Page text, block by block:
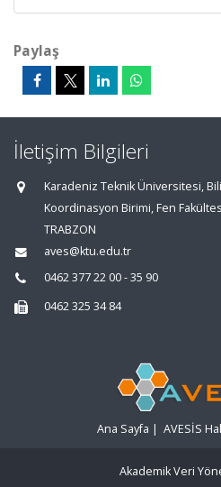
Paylaş
İletişim Bilgileri
Karadeniz Teknik Üniversitesi,
Koordinasyon Birimi, Fen
TRABZON
aves@ktu.edu.tr
0462 377 22 00 - 35 90
0462 325 34 84
Ana Sayfa | AVESİS
Akademik Veri